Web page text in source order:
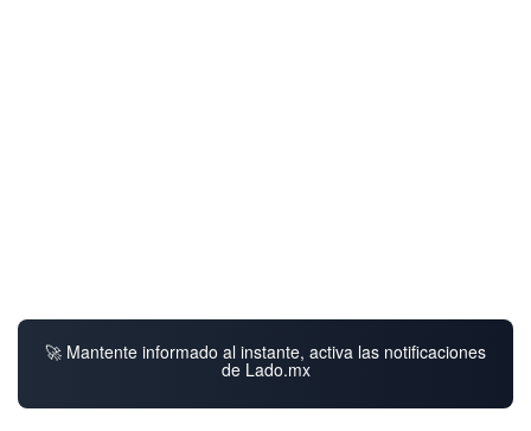
🚀 Mantente informado al instante, activa las notificaciones
de Lado.mx